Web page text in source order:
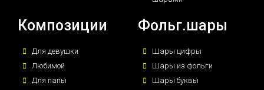
Композиции
Для девушки
Любимой
Для папы
Фольг.шары
Шары цифры
Шары из фольги
Шары буквы